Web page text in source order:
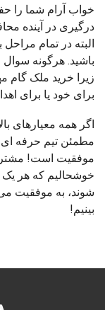
خواب آرام شما را
درگیری در آینده
البته در تمام
باشید. هرگونه
زیرا خرید ملک گام
برای خود یا برای
اگر همه معیارهای
مطمئن تیم حرفه ای
موفقیت است!
خوشحالیم که هر یک
شوند، به موفقیت
بینیم!